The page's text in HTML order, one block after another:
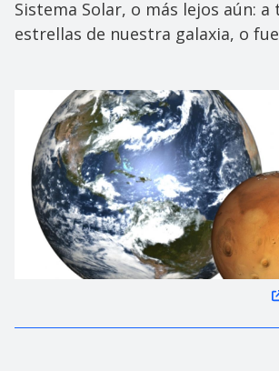
Sistema Solar, o más lejos aún: a
estrellas de nuestra galaxia, o